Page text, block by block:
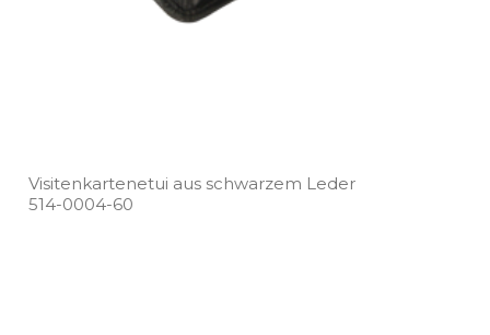
Visitenkartenetui aus schwarzem Leder
514­-0004­-60